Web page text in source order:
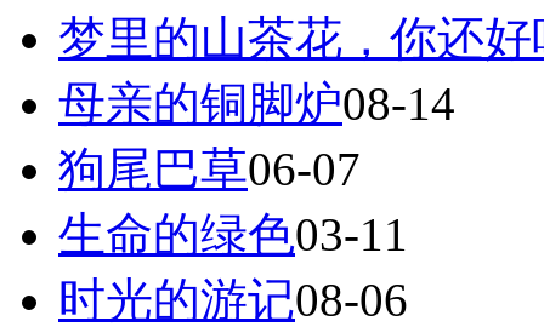
梦里的山茶花，你还好
母亲的铜脚炉08-14
狗尾巴草06-07
生命的绿色03-11
时光的游记08-06